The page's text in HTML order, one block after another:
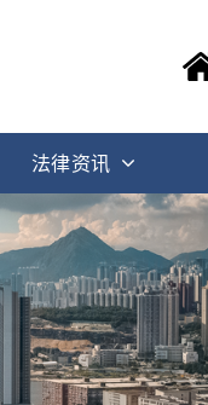
法律资讯